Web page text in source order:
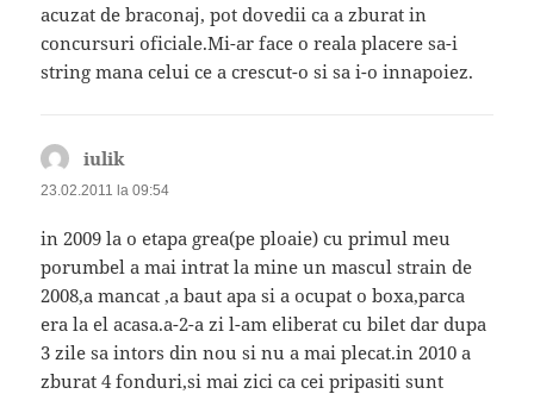
acuzat de braconaj, pot dovedii ca a zburat in
concursuri oficiale.Mi-ar face o reala placere sa-i
string mana celui ce a crescut-o si sa i-o innapoiez.
iulik
23.02.2011 la 09:54
in 2009 la o etapa grea(pe ploaie) cu primul meu
porumbel a mai intrat la mine un mascul strain de
2008,a mancat ,a baut apa si a ocupat o boxa,parca
era la el acasa.a-2-a zi l-am eliberat cu bilet dar dupa
3 zile sa intors din nou si nu a mai plecat.in 2010 a
zburat 4 fonduri,si mai zici ca cei pripasiti sunt